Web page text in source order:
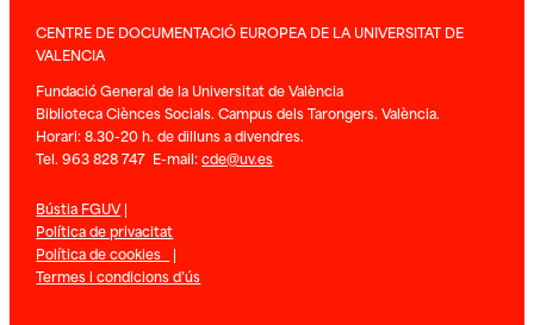
CENTRE DE DOCUMENTACIÓ EUROPEA DE LA UNIVERSITAT DE
VALENCIA
Fundació General de la Universitat de València
Biblioteca Ciènces Socials. Campus dels Tarongers. València.
Horari: 8.30-20 h. de dilluns a divendres.
Tel. 963 828 747 E-mail:cde@uv.es
Bústia FGUV|
Política de privacitat
Política de cookies |
Termes i condicions d’ús